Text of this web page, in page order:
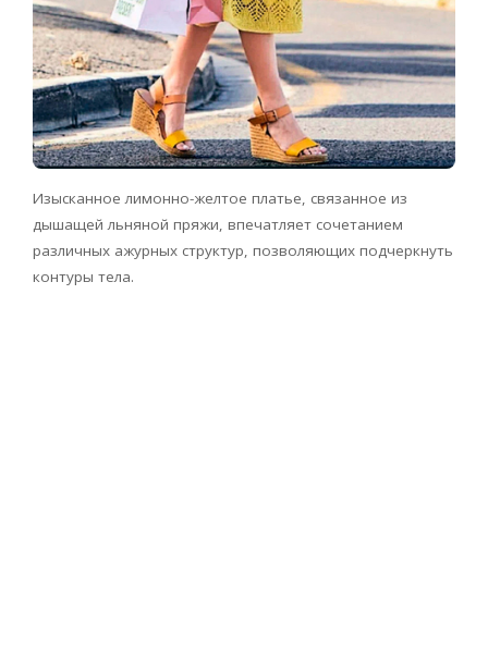
Изысканное лимонно-желтое платье, связанное из
дышащей льняной пряжи, впечатляет сочетанием
различных ажурных структур, позволяющих подчеркнуть
контуры тела.